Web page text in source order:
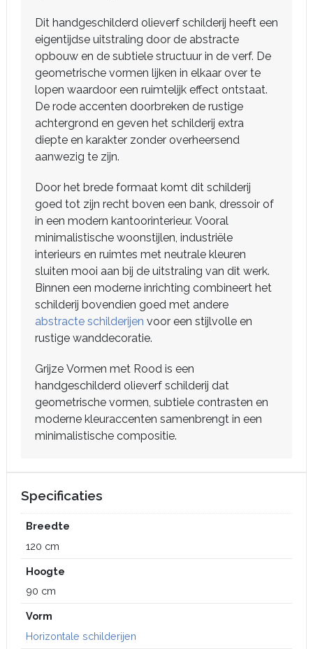
Dit handgeschilderd olieverf schilderij heeft een
eigentijdse uitstraling door de abstracte
opbouw en de subtiele structuur in de verf. De
geometrische vormen lijken in elkaar over te
lopen waardoor een ruimtelijk effect ontstaat.
De rode accenten doorbreken de rustige
achtergrond en geven het schilderij extra
diepte en karakter zonder overheersend
aanwezig te zijn.
Door het brede formaat komt dit schilderij
goed tot zijn recht boven een bank, dressoir of
in een modern kantoorinterieur. Vooral
minimalistische woonstijlen, industriële
interieurs en ruimtes met neutrale kleuren
sluiten mooi aan bij de uitstraling van dit werk.
Binnen een moderne inrichting combineert het
schilderij bovendien goed met andere
abstracte schilderijen voor een stijlvolle en
rustige wanddecoratie.
Grijze Vormen met Rood is een
handgeschilderd olieverf schilderij dat
geometrische vormen, subtiele contrasten en
moderne kleuraccenten samenbrengt in een
minimalistische compositie.
Specificaties
Breedte
120 cm
Hoogte
90 cm
Vorm
Horizontale schilderijen